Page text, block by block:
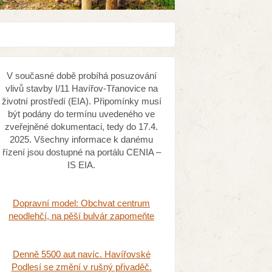
V současné době probíhá posuzování
vlivů stavby I/11 Havířov-Třanovice na
životní prostředí (EIA). Připomínky musí
být podány do termínu uvedeného ve
zveřejněné dokumentaci, tedy do 17.4.
2025. Všechny informace k danému
řízení jsou dostupné na portálu CENIA –
IS EIA.
Dopravní model: Obchvat centrum
neodlehčí, na pěší bulvár zapomeňte
Denně 5500 aut navíc. Havířovské
Podlesí se změní v rušný přivaděč.